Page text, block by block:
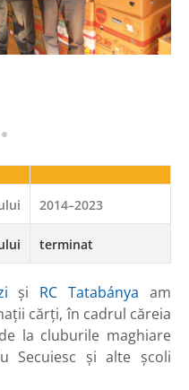
2014–2023
terminat
și RC Tatabánya am
cărți, în cadrul căreia
la cluburile maghiare
Secuiesc și alte școli